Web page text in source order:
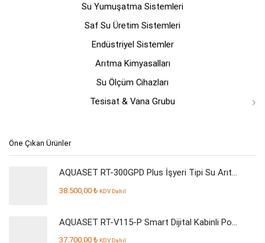
Su Yumuşatma Sistemleri
Saf Su Üretim Sistemleri
Endüstriyel Sistemler
Arıtma Kimyasalları
Su Ölçüm Cihazları
Tesisat & Vana Grubu
Öne Çıkan Ürünler
AQUASET RT-300GPD Plus İşyeri Tipi Su Arıtma Cihazı
38.500,00 ₺ KDV Dahil
AQUASET RT-V115-P Smart Dijital Kabinli Pompalı Su Arıtma Cihazı
37.700,00 ₺ KDV Dahil